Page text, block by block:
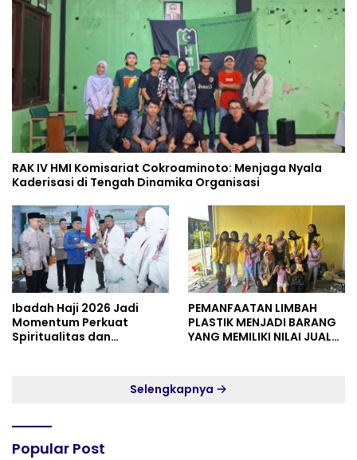
RAK IV HMI Komisariat Cokroaminoto: Menjaga Nyala
Kaderisasi di Tengah Dinamika Organisasi
Ibadah Haji 2026 Jadi
Momentum Perkuat
Spiritualitas dan
PEMANFAATAN LIMBAH
PLASTIK MENJADI BARANG
YANG MEMILIKI NILAI JUAL
Selengkapnya
Popular Post